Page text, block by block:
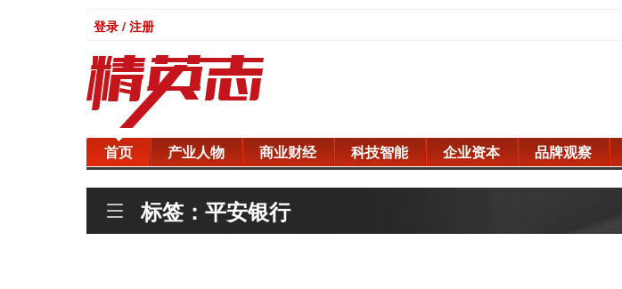
登录 / 注册
首页 产业人物 商业财经 科技智能 企业资本 品牌观察
标签：平安银行